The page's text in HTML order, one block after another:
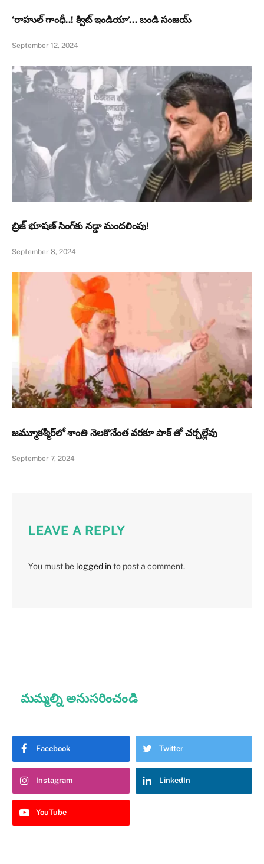
‘రాహుల్ గాంధీ..! క్విట్ ఇండియా’… బండి సంజయ్
September 12, 2024
బ్రిజ్‌ భూషణ్‌ సింగ్‌కు నడ్డా మందలింపు!
September 8, 2024
జమ్మూకశ్మీర్‌లో శాంతి నెలకొనేంత వరకూ పాక్ తో చర్చల్లేవు
September 7, 2024
LEAVE A REPLY
You must be logged into post a comment.
మమ్మల్ని అనుసరించండి
Facebook Twitter
Instagram LinkedIn
YouTube